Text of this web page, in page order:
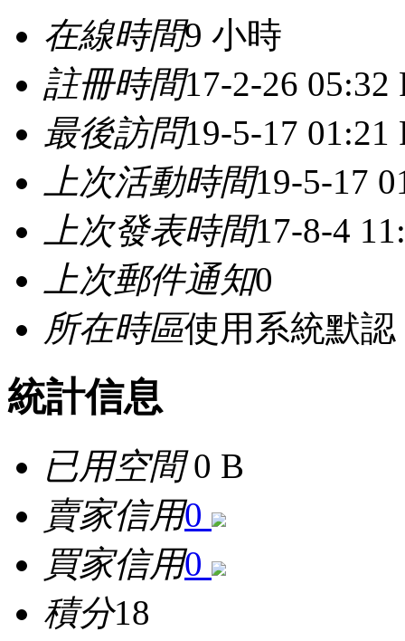
在線時間9 小時
註冊時間17-2-26 05:32
最後訪問19-5-17 01:21
上次活動時間19-5-17
上次發表時間17-8-4
上次郵件通知0
所在時區使用系統默認
統計信息
已用空間0 B
賣家信用0
買家信用0
積分18